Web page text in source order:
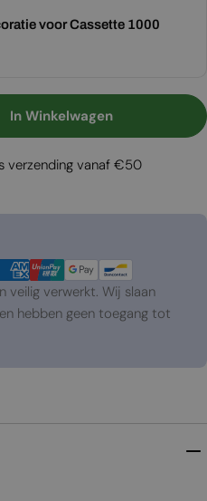
voor Cassette 1000
Cassette 1000
Voor Optimyst
In Winkelwagen
verzending vanaf €50
veilig verwerkt. Wij slaan
hebben geen toegang tot